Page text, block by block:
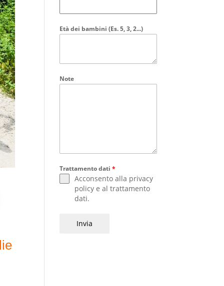
Età dei bambini (Es. 5, 3, 2...)
Note
Trattamento dati*
Acconsento alla privacy
policy e altrattamento
dati.
Invia